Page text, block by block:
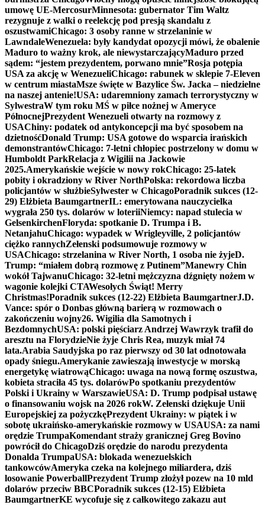
umowę UE-MercosurMinnesota: gubernator Tim Waltz
rezygnuje z walki o reelekcję pod presją skandalu z
oszustwamiChicago: 3 osoby ranne w strzelaninie w
LawndaleWenezuela: były kandydat opozycji mówi, że obalenie
Maduro to ważny krok, ale niewystarczającyMaduro przed
sądem: “jestem prezydentem, porwano mnie”Rosja potępia
USA za akcję w WenezueliChicago: rabunek w sklepie 7-Eleven
w centrum miastaMsze święte w Bazylice Św. Jacka – niedzielne
na naszej antenie!USA: udaremniony zamach terrorystyczny w
SylwestraW tym roku MŚ w piłce nożnej w Ameryce
PółnocnejPrezydent Wenezueli otwarty na rozmowy z
USAChiny: podatek od antykoncepcji ma być sposobem na
dzietnośćDonald Trump: USA gotowe do wsparcia irańskich
demonstrantówChicago: 7-letni chłopiec postrzelony w domu w
Humboldt ParkRelacja z Wigilii na Jackowie
2025.Amerykańskie wejście w nowy rokChicago: 25-latek
pobity i okradziony w River NorthPolska: rekordowa liczba
policjantów w służbieSylwester w ChicagoPoradnik sukces (12-
29) Elżbieta BaumgartnerIL: emerytowana nauczycielka
wygrała 250 tys. dolarów w loteriiNiemcy: napad stulecia w
GelsenkirchenFloryda: spotkanie D. Trumpa i B.
NetanjahuChicago: wypadek w Wrigleyville, 2 policjantów
ciężko rannychZełenski podsumowuje rozmowy w
USAChicago: strzelanina w River North, 1 osoba nie żyjeD.
Trump: “miałem dobrą rozmowę z Putinem”Manewry Chin
wokół TajwanuChicago: 32-letni mężczyzna dźgnięty nożem w
wagonie kolejki CTAWesołych Świąt! Merry
Christmas!Poradnik sukces (12-22) Elżbieta BaumgartnerJ.D.
Vance: spór o Donbas główną barierą w rozmowach o
zakończeniu wojny26. Wigilia dla Samotnych i
BezdomnychUSA: polski pięściarz Andrzej Wawrzyk trafił do
aresztu na FlorydzieNie żyje Chris Rea, muzyk miał 74
lata.Arabia Saudyjska po raz pierwszy od 30 lat odnotowała
opady śniegu.Amerykanie zawieszają inwestycje w morską
energetykę wiatrowąChicago: uwaga na nową formę oszustwa,
kobieta straciła 45 tys. dolarówPo spotkaniu prezydentów
Polski i Ukrainy w WarszawieUSA: D. Trump podpisał ustawę
o finansowaniu wojsk na 2026 rokW. Zełenski dziękuje Unii
Europejskiej za pożyczkęPrezydent Ukrainy: w piątek i w
sobotę ukraińsko-amerykańskie rozmowy w USAUSA: za nami
orędzie TrumpaKomendant straży granicznej Greg Bovino
powrócił do ChicagoDziś orędzie do narodu prezydenta
Donalda TrumpaUSA: blokada wenezuelskich
tankowcówAmeryka czeka na kolejnego miliardera, dziś
losowanie PowerballPrezydent Trump złożył pozew na 10 mld
dolarów przeciw BBCPoradnik sukces (12-15) Elżbieta
BaumgartnerKE wycofuje się z całkowitego zakazu aut